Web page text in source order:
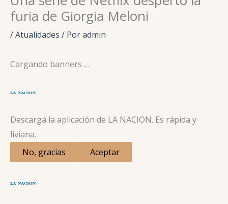
furia de Giorgia Meloni
/Atualidades / Poradmin
Cargando banners …
Descargá la aplicación de LA NACION. Es rápida y
liviana.
No, gracias
Aceptar